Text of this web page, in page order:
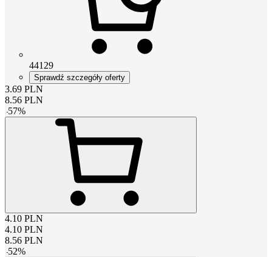
44129
Sprawdź szczegóły oferty
3.69 PLN
8.56 PLN
-57%
4.10 PLN
4.10 PLN
8.56 PLN
-52%